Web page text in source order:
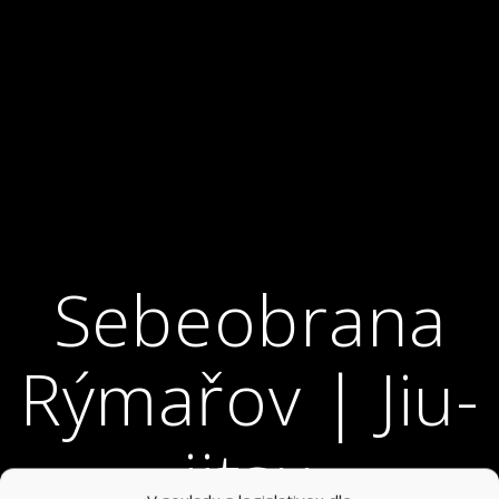
Sebeobrana
Rýmařov | Jiu-
jitsu